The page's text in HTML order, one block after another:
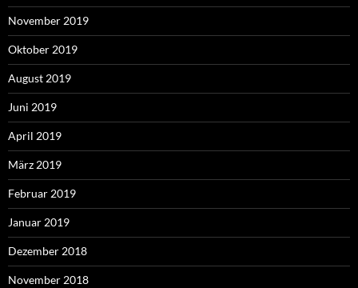
November 2019
Oktober 2019
August 2019
Juni 2019
April 2019
März 2019
Februar 2019
Januar 2019
Dezember 2018
November 2018